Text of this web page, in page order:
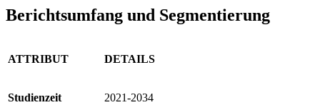
Berichtsumfang und Segmentierung
ATTRIBUT DETAILS
Studienzeit 2021-2034